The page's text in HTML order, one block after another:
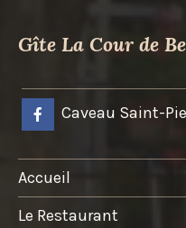
Gîte La Cour de
Caveau Saint-
Accueil
Le Restaurant